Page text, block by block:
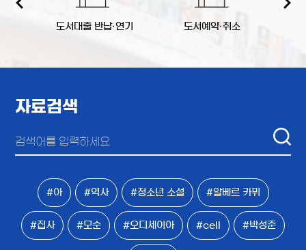
도서대출 반납·연기 도서예약·취소
자료검색
#아 #역사 #청소년 소설 #알베르 카뮈
#집사 #모순 #오디세이아 #cell #박성준